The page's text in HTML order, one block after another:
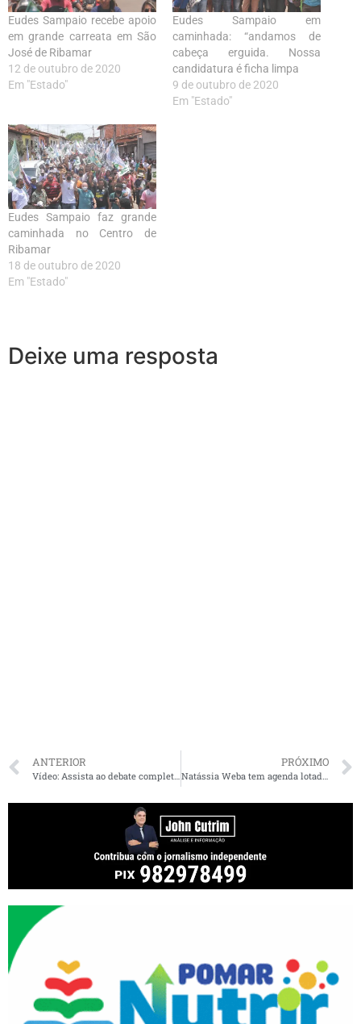
Eudes Sampaio recebe apoio
em grande carreata em São
José de Ribamar
12 de outubro de 2020
Em "Estado"
Eudes Sampaio em
caminhada: “andamos de
cabeça erguida. Nossa
candidatura é ficha limpa
9 de outubro de 2020
Em "Estado"
Eudes Sampaio faz grande
caminhada no Centro de
Ribamar
18 de outubro de 2020
Em "Estado"
Deixe uma resposta
ANTERIOR PRÓXIMO